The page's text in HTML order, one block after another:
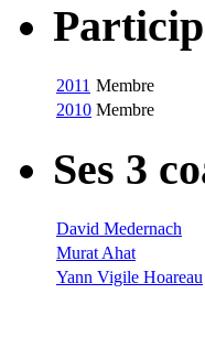
2011 Membre
2010 Membre
Ses 3
David Medernach
Murat Ahat
Yann Vigile Hoareau